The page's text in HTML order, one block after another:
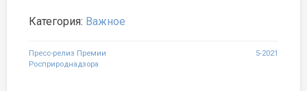
Категория: Важное
Навигация
Пресс-релиз Премии
Росприроднадзора
5-2021